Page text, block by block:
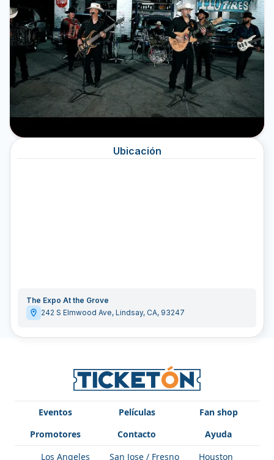
Ubicación
The Expo At the Grove
242 S Elmwood Ave, Lindsay, CA, 93247
Eventos Películas
Fan shop
Promotores
Contacto
Ayuda
Los Angeles
San Jose / Fresno Houston